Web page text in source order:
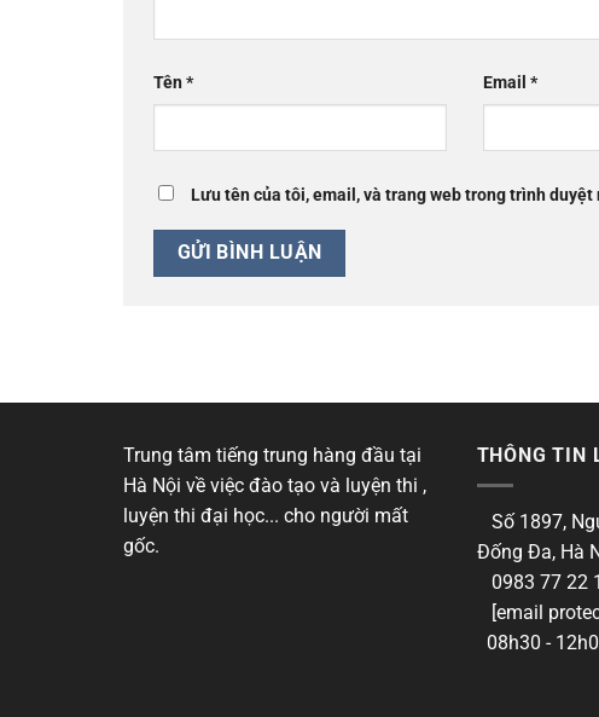
Tên* Email*
Lưu tên của tôi, email, và trang web trong trình
Trung tâm tiếng trung hàng đầu tại
Hà Nội về việc đào tạo và luyện thi ,
luyện thi đại học... cho người mất
gốc.
THÔNG TIN
Số 1897,
Đống Đa, Hà
0983 77 22
[email
08h30 -